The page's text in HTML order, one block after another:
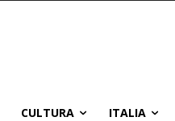
CULTURA ITALIA